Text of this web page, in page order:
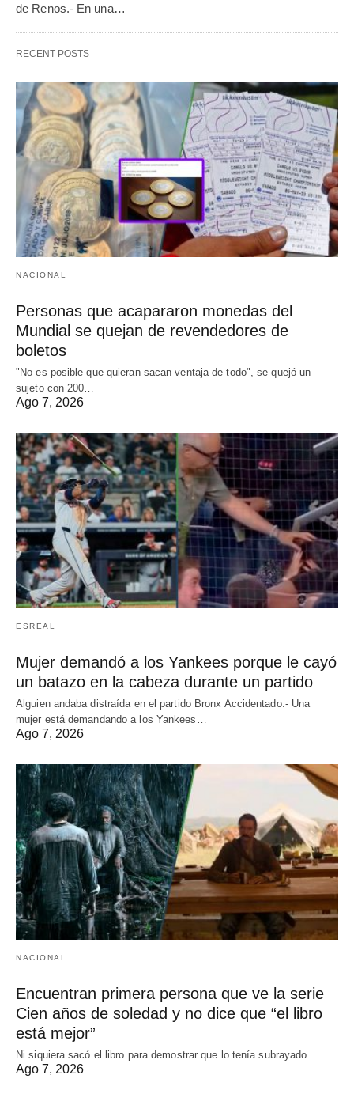
de Renos.- En una…
RECENT POSTS
NACIONAL
Personas que acapararon monedas del
Mundial se quejan de revendedores de
boletos
"No es posible que quieran sacan ventaja de todo", se quejó un
sujeto con 200…
Ago 7, 2026
ESREAL
Mujer demandó a los Yankees porque le cayó
un batazo en la cabeza durante un partido
Alguien andaba distraída en el partido Bronx Accidentado.- Una
mujer está demandando a los Yankees…
Ago 7, 2026
NACIONAL
Encuentran primera persona que ve la serie
Cien años de soledad y no dice que “el libro
está mejor”
Ni siquiera sacó el libro para demostrar que lo tenía subrayado
Ago 7, 2026